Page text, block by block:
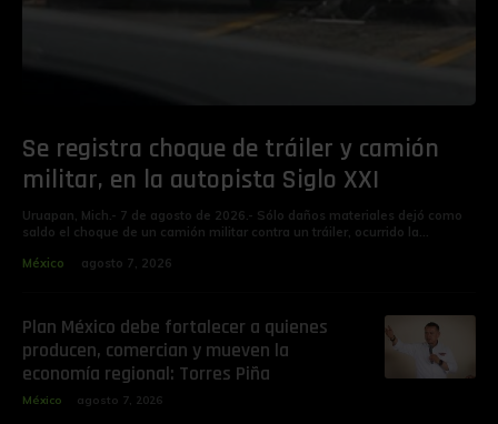
Se registra choque de tráiler y camión
militar, en la autopista Siglo XXI
Uruapan, Mich.- 7 de agosto de 2026.- Sólo daños materiales dejó como
saldo el choque de un camión militar contra un tráiler, ocurrido la...
México
agosto 7, 2026
Plan México debe fortalecer a quienes
producen, comercian y mueven la
economía regional: Torres Piña
México agosto 7, 2026